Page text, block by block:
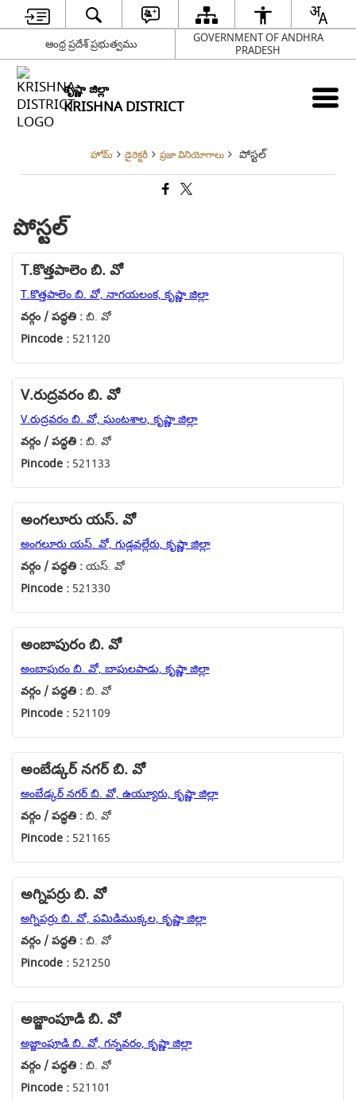
ఆంధ్ర ప్రదేశ్ ప్రభుత్వము
GOVERNMENT OF ANDHRA
PRADESH
కృష్ణా జిల్లా
KRISHNA DISTRICT
హోమ్ డైరెక్టరీ ప్రజా వినియోగాలు పోస్టల్
పోస్టల్
T.కొత్తపాలెం బి. వో
T.కొత్తపాలెం బి. వో, నాగయలంక, కృష్ణా జిల్లా
వర్గం / పద్ధతి :బి. వో
Pincode :521120
V.రుద్రవరం బి. వో
V.రుద్రవరం బి. వో, ఘంటశాల, కృష్ణా జిల్లా
వర్గం / పద్ధతి :బి. వో
Pincode :521133
అంగలూరు యస్. వో
అంగలూరు యస్. వో, గుడ్లవల్లేరు, కృష్ణా జిల్లా
వర్గం / పద్ధతి :యస్. వో
Pincode :521330
అంబాపురం బి. వో
అంబాపురం బి. వో, బాపులపాడు, కృష్ణా జిల్లా
వర్గం / పద్ధతి :బి. వో
Pincode :521109
అంబేడ్కర్ నగర్ బి. వో
అంబేడ్కర్ నగర్ బి. వో, ఉయ్యూరు, కృష్ణా జిల్లా
వర్గం / పద్ధతి :బి. వో
Pincode :521165
అగ్నిపర్రు బి. వో
అగ్నిపర్రు బి. వో, పమిడిముక్కల, కృష్ణా జిల్లా
వర్గం / పద్ధతి :బి. వో
Pincode :521250
అజ్జాంపూడి బి. వో
అజ్జాంపూడి బి. వో, గన్నవరం, కృష్ణా జిల్లా
వర్గం / పద్ధతి :బి. వో
Pincode :521101